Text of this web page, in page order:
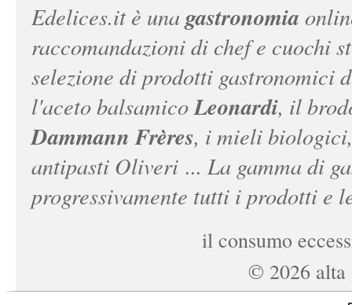
Edelices.itè una gastronomia
raccomandazioni di chef e cuochi
selezione di prodotti gastronomici
l'aceto balsamicoLeonardi, il
Dammann Frères, i mieli
antipasti Oliveri ... La gamma di
progressivamente tutti i prodotti e
il consumo
© 2026